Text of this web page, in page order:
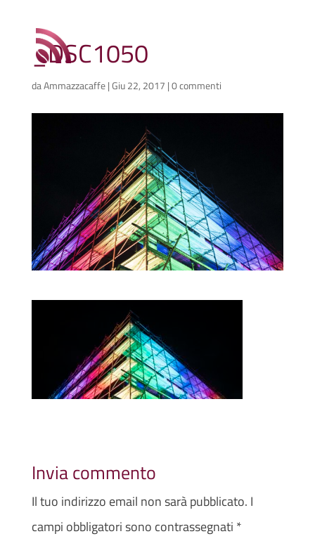
_DSC1050
daAmmazzacaffe|Giu 22, 2017 |0 commenti
Invia commento
Il tuo indirizzo email non sarà pubblicato. I
campi obbligatori sono contrassegnati *